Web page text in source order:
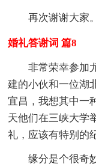
再次谢谢大家。
婚礼答谢词 篇8
非常荣幸参加
建的小伙和一位湖
宜昌，我想其中一
天他们在三峡大学
礼，应该有特别的
缘分是个很奇